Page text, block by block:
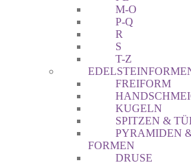
M-O
P-Q
R
S
T-Z
FREIFORM
KUGELN
SPITZEN &
PYRAMIDEN
FORMEN
DRUSE